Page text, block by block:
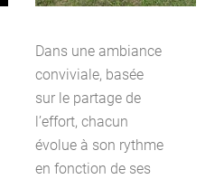
Dans une ambiance
conviviale, basée
sur le partage de
l’effort, chacun
évolue à son rythme
en fonction de ses